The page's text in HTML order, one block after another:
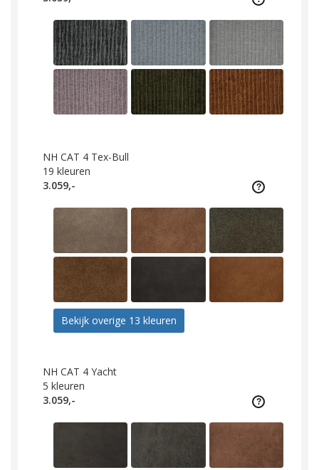
NH CAT 4 Tex-Bull
19 kleuren
3.059,-
Bekijk overige 13 kleuren
NH CAT 4 Yacht
5 kleuren
3.059,-